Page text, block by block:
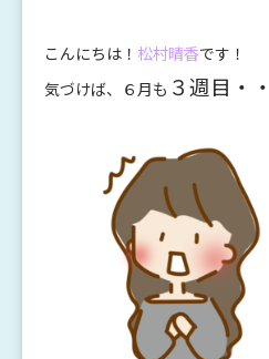
こんにちは！ 松村晴香です！
気づけば、６月も ３週目・